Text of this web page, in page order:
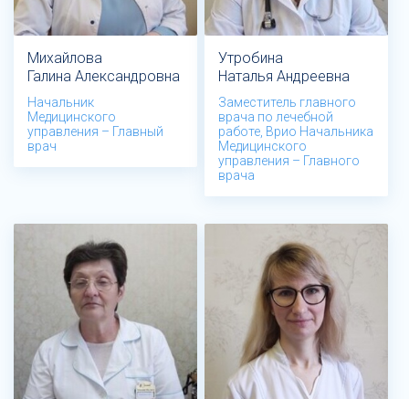
Михайлова
Галина Александровна
Начальник
Медицинского
управления – Главный
врач
Утробина
Наталья Андреевна
Заместитель главного
врача по лечебной
работе, Врио Начальника
Медицинского
управления – Главного
врача